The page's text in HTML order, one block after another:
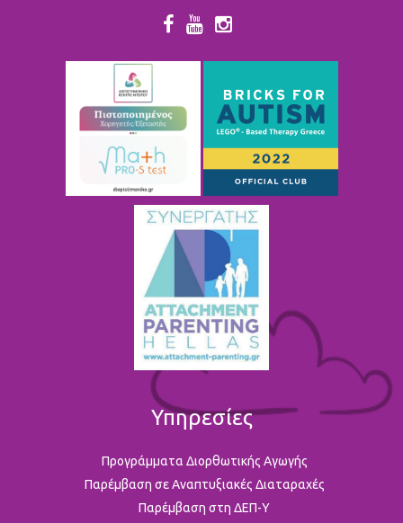
Υπηρεσίες
Προγράμματα Διορθωτικής Αγωγής
Παρέμβαση σε Αναπτυξιακές Διαταραχές
Παρέμβαση στη ΔΕΠ-Υ